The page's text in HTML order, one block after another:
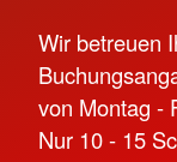
Wir betreuen
von Montag -
Nur 10 - 15